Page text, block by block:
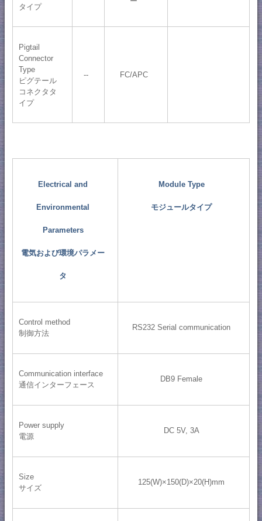
タイプ
Pigtail
Connector
Type
ピグテール
コネクタタ
イプ
-- FC/APC
Electrical and
Environmental
Parameters
電気および環境パラメー
タ
Module Type
モジュールタイプ
Control method
制御方法
RS232 Serial communication
Communication interface
通信インターフェース
DB9 Female
Power supply
電源
DC 5V, 3A
Size
サイズ
125(W)×150(D)×20(H)mm